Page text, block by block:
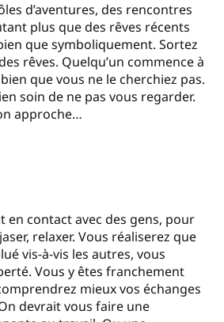
d’aventures, des rencontres
plus que des rêves récents
que symboliquement. Sortez
rêves. Quelqu’un commence à
que vous ne le cherchiez pas.
soin de ne pas vous regarder.
approche…
en contact avec des gens, pour
relaxer. Vous réaliserez que
vis-à-vis les autres, vous
Vous y êtes franchement
mieux vos échanges
devrait vous faire une